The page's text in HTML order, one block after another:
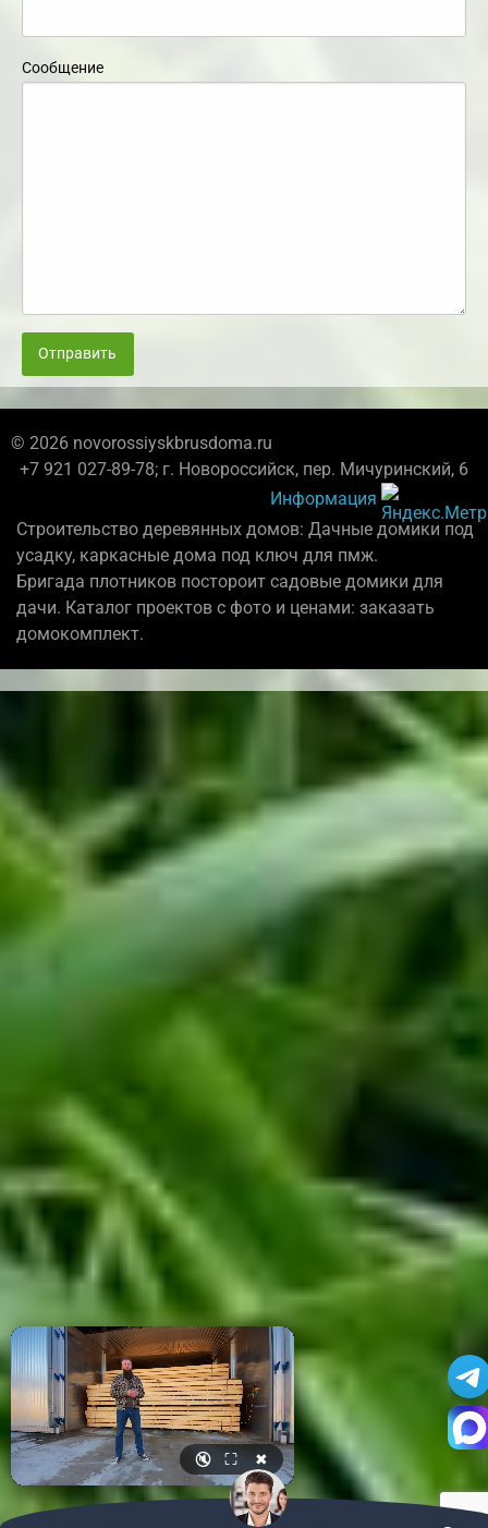
Сообщение
Отправить
© 2026 novorossiyskbrusdoma.ru
+7 921 027-89-78; г. Новороссийск, пер. Мичуринский, 6
Информация
Строительство деревянных домов: Дачные домики под
усадку, каркасные дома под ключ для пмж.
Бригада плотников постороит садовые домики для
дачи. Каталог проектов с фото и ценами: заказать
домокомплект.
🔇 ⛶ ✖